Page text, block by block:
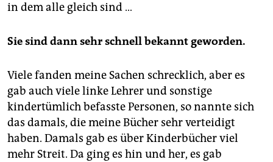
in dem alle gleich sind …
Sie sind dann sehr schnell bekannt geworden.
Viele fanden meine Sachen schrecklich, aber es
gab auch viele linke Lehrer und sonstige
kindertümlich befasste Personen, so nannte sich
das damals, die meine Bücher sehr verteidigt
haben. Damals gab es über Kinderbücher viel
mehr Streit. Da ging es hin und her, es gab